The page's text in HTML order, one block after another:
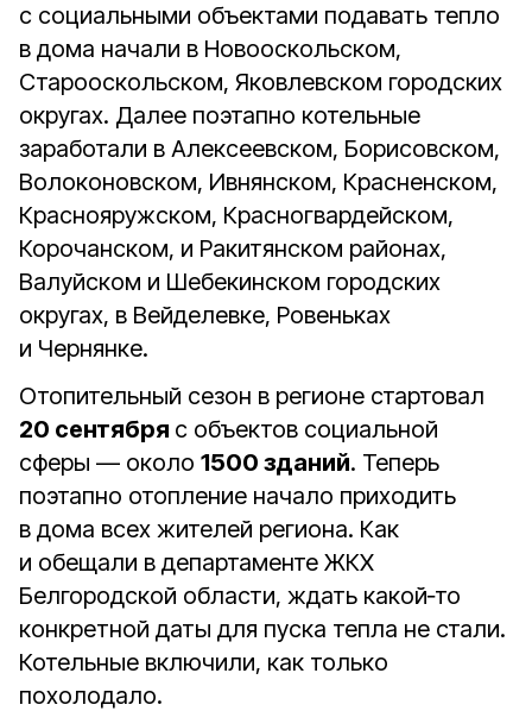
с социальными объектами подавать тепло
в дома начали в Новооскольском,
Старооскольском, Яковлевском городских
округах. Далее поэтапно котельные
заработали в Алексеевском, Борисовском,
Волоконовском, Ивнянском, Красненском,
Краснояружском, Красногвардейском,
Корочанском, и Ракитянском районах,
Валуйском и Шебекинском городских
округах, в Вейделевке, Ровеньках
и Чернянке.
Отопительный сезон в регионе стартовал
20 сентября с объектов социальной
сферы — около 1500 зданий. Теперь
поэтапно отопление начало приходить
в дома всех жителей региона. Как
и обещали в департаменте ЖКХ
Белгородской области, ждать какой‑то
конкретной даты для пуска тепла не стали.
Котельные включили, как только
похолодало.